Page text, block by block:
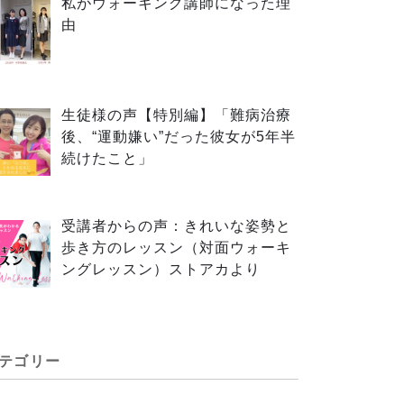
由
生徒様の声【特別編】「難病治療
後、“運動嫌い”だった彼女が5年半
続けたこと」
受講者からの声：きれいな姿勢と
歩き方のレッスン（対面ウォーキ
ングレッスン）ストアカより
ゴリー